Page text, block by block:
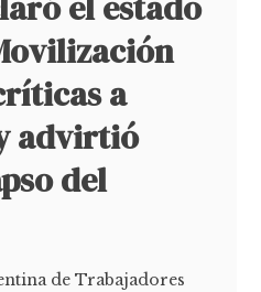
a
advirtió
del
de Trabajadores